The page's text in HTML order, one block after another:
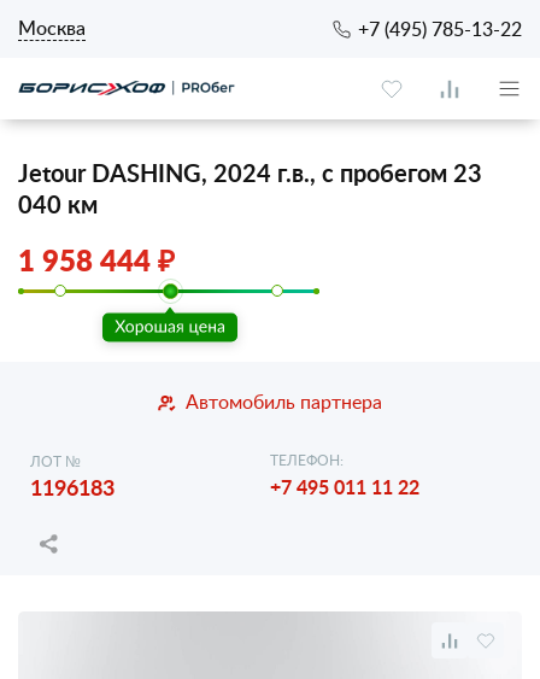
Москва +7 (495) 785-13-22
Jetour DASHING, 2024 г.в., с пробегом 23
040 км
1 958 444 ₽
Автомобиль партнера
ЛОТ №
1196183
ТЕЛЕФОН:
+7 495 011 11 22